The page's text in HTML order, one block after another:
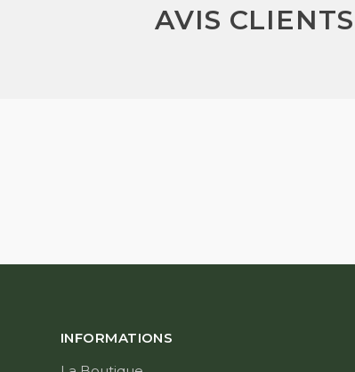
AVIS CLIENTS
INFORMATIONS